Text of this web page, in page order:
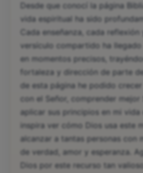
Desde que conocí la página
vida espiritual ha sido
Cada enseñanza, cada reflexión
versículo compartido ha
en momentos precisos,
fortaleza y dirección de parte
de esta página he podido
con el Señor, comprender mejor
aplicar sus principios en mi vida
inspira ver cómo Dios usa este
alcanzar a tantas personas con
de verdad, amor y esperanza.
Dios por este recurso tan